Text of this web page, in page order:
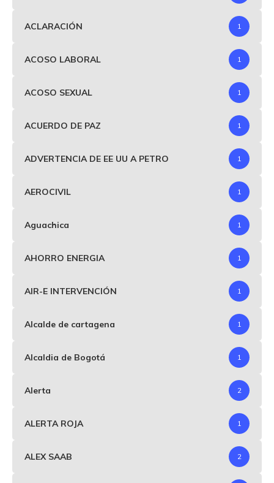
ACLARACIÓN 1
ACOSO LABORAL 1
ACOSO SEXUAL 1
ACUERDO DE PAZ 1
ADVERTENCIA DE EE UU A PETRO 1
AEROCIVIL 1
Aguachica 1
AHORRO ENERGIA 1
AIR-E INTERVENCIÓN 1
Alcalde de cartagena 1
Alcaldia de Bogotá 1
Alerta 2
ALERTA ROJA 1
ALEX SAAB 2